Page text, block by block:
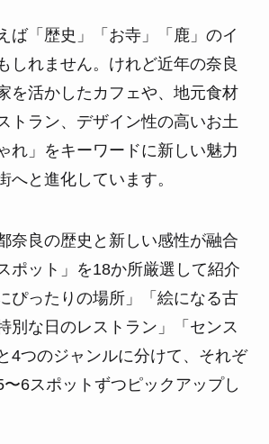
ば「歴史」「お寺」「鹿」のイ
しれません。けれど近年の奈良
を活かしたカフェや、地元食材
トラン、デザイン性の高いお土
れ」をキーワードに新しい魅力
へと進化しています。
奈良の歴史と新しい感性が融合
ポット」を18か所厳選して紹介
ぴったりの場所」「絵になる古
別な日のレストラン」「センス
4つのジャンルに分けて、それぞ
6スポットずつピックアップし